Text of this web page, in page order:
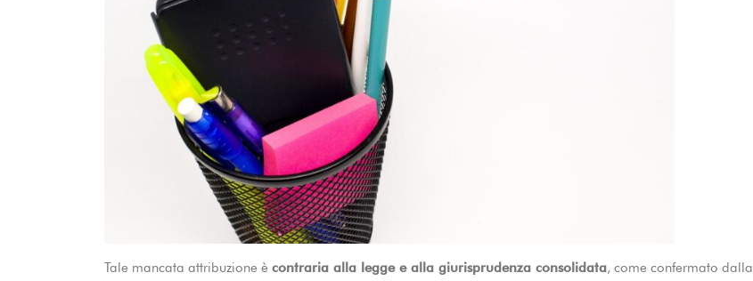
Tale mancata attribuzione è contraria alla legge e alla giurisprudenza consolidata, come confermato dalla